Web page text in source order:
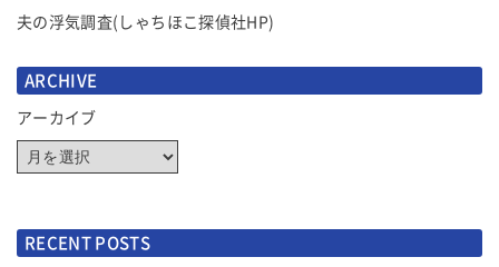
夫の浮気調査(しゃちほこ探偵社HP)
ARCHIVE
アーカイブ
RECENT POSTS